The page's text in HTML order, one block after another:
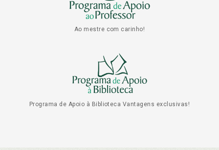
Ao mestre com carinho!
Programa de Apoio à Biblioteca Vantagens exclusivas!